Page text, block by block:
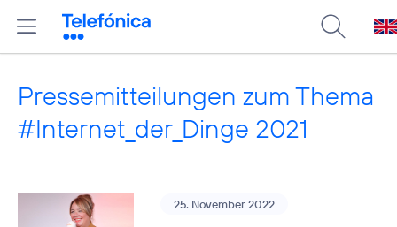
Pressemitteilungen zum Thema
#Internet_der_Dinge 2021
25. November 2022